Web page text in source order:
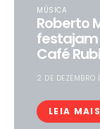
MÚSICA
Roberto
festajam
Café Rubi
2 DE DEZEMBRO
LEIA MAIS